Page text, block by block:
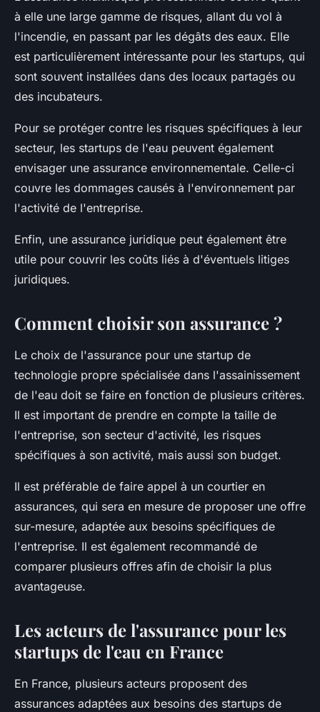
à elle une large gamme de risques, allant du vol à
l'incendie, en passant par les dégâts des eaux. Elle
est particulièrement intéressante pour les startups, qui
sont souvent installées dans des locaux partagés ou
des incubateurs.
Pour se protéger contre les risques spécifiques à leur
secteur, les startups de l'eau peuvent également
envisager une assurance environnementale. Celle-ci
couvre les dommages causés à l'environnement par
l'activité de l'entreprise.
Enfin, une assurance juridique peut également être
utile pour couvrir les coûts liés à d'éventuels litiges
juridiques.
Comment choisir son assurance ?
Le choix de l'assurance pour une startup de
technologie propre spécialisée dans l'assainissement
de l'eau doit se faire en fonction de plusieurs critères.
Il est important de prendre en compte la taille de
l'entreprise, son secteur d'activité, les risques
spécifiques à son activité, mais aussi son budget.
Il est préférable de faire appel à un courtier en
assurances, qui sera en mesure de proposer une offre
sur-mesure, adaptée aux besoins spécifiques de
l'entreprise. Il est également recommandé de
comparer plusieurs offres afin de choisir la plus
avantageuse.
Les acteurs de l'assurance pour les
startups de l'eau en France
En France, plusieurs acteurs proposent des
assurances adaptées aux besoins des startups de